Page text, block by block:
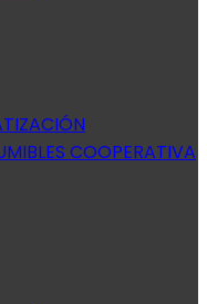
COOPERATIVA